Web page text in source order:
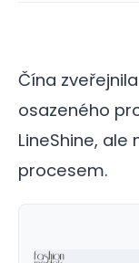
Čína
osazeného
LineShine,
procesem.